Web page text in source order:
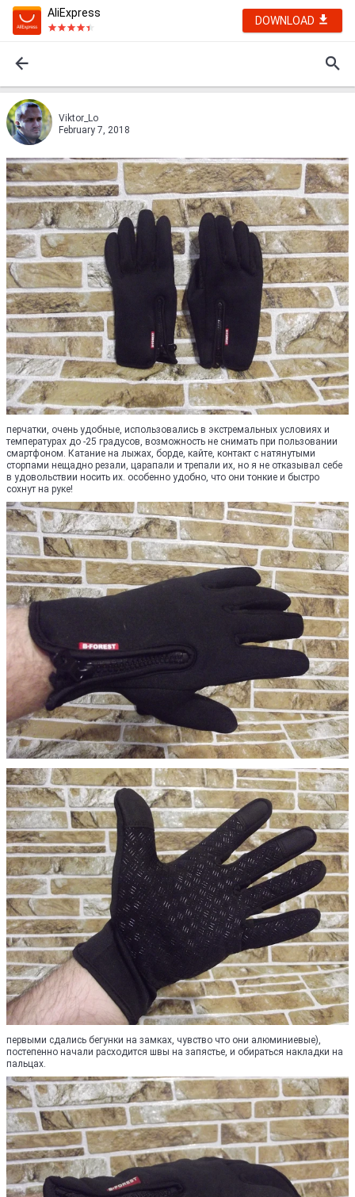
AliExpress
DOWNLOAD
Viktor_Lо
February 7, 2018
перчатки, очень удобные, использовались в экстремальных условиях и
температурах до -25 градусов, возможность не снимать при пользовании
смартфоном. Катание на лыжах, борде, кайте, контакт с натянутыми
сторпами нещадно резали, царапали и трепали их, но я не отказывал себе
в удовольствии носить их. особенно удобно, что они тонкие и быстро
сохнут на руке!
первыми сдались бегунки на замках, чувство что они алюминиевые),
постепенно начали расходится швы на запястье, и обираться накладки на
пальцах.